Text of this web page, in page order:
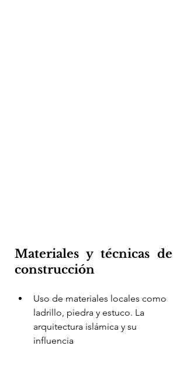
Materiales y técnicas de
construcción
Uso de materiales locales como
ladrillo, piedra y estuco. La
arquitectura islámica y su
influencia